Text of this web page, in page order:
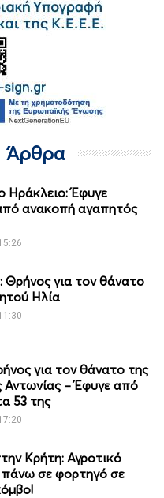
Άρθρα
Ηράκλειο: Έφυγε
ανακοπή αγαπητός
Θρήνος για τον θάνατο
Ηλία
για τον θάνατο της
Αντωνίας – Έφυγε από
53 της
Κρήτη: Αγροτικό
πάνω σε φορτηγό σε